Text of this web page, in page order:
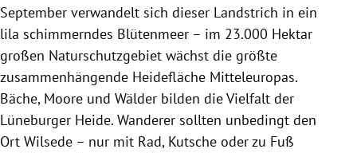
September verwandelt sich dieser Landstrich in ein
lila schimmerndes Blütenmeer – im 23.000 Hektar
großen Naturschutzgebiet wächst die größte
zusammenhängende Heidefläche Mitteleuropas.
Bäche, Moore und Wälder bilden die Vielfalt der
Lüneburger Heide. Wanderer sollten unbedingt den
Ort Wilsede – nur mit Rad, Kutsche oder zu Fuß